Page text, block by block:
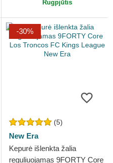
Rugpjūtis
-30%
(5)
New Era
Kepurė išlenkta žalia
reguliuojamas 9FORTY Core